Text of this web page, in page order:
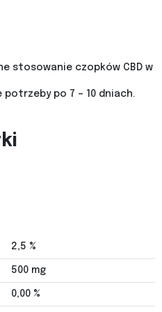
stosowanie czopków CBD w
potrzeby po 7 – 10 dniach.
2,5 %
500 mg
0,00 %